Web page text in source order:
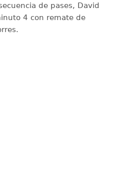
de pases, David
4 con remate de